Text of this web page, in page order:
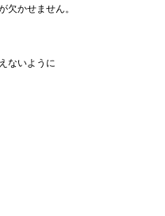
欠かせません。
ないように